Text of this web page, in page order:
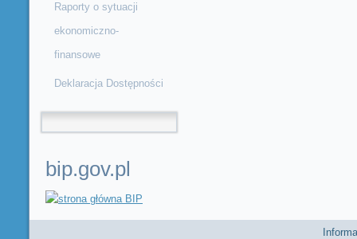
Raporty o sytuacji
ekonomiczno-
finansowe
Deklaracja Dostępności
Formularz wyszukiwania
bip.gov.pl